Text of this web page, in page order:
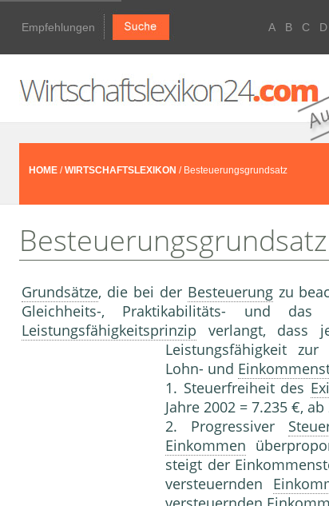
Empfehlungen A B C D
HOME /WIRTSCHAFTSLEXIKON / Besteuerungsgrundsatz
Besteuerungsgrundsatz
Grundsätze, die bei der Besteuerungzu
Gleichheits-, Praktikabilitäts- und
Leistungsfähigkeitsprinzip verlangt, dass
Leistungsfähigkeit
Lohn- und
1. Steuerfreiheit des
Jahre 2002 = 7.235 €,
2. Progressiver
Einkommen
steigt der
versteuernden